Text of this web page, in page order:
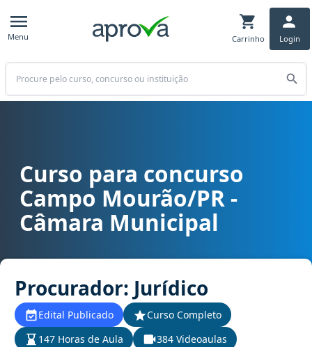
Menu Carrinho Login
Buscar
Curso para concurso Campo Mourão/PR - Câmara Municipal
Curso para concurso
Campo Mourão/PR -
Câmara Municipal
Procurador: Jurídico
Edital Publicado
Curso Completo
147 Horas de Aula
384 Videoaulas